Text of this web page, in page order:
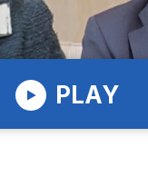
PLAY